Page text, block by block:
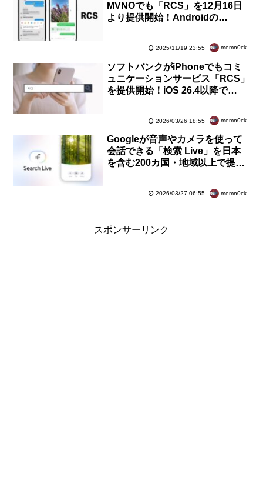
MVNOでも「RCS」を12月16日
より提供開始！Androidの
2025/11/19 23:55 memn0ck
ソフトバンクがiPhoneでもコミ
ュニケーションサービス「RCS」
を提供開始！iOS 26.4以降で
2026/03/26 18:55 memn0ck
Googleが音声やカメラを使って
会話できる「検索 Live」を日本
を含む200カ国・地域以上で提供
2026/03/27 06:55 memn0ck
スポンサーリンク